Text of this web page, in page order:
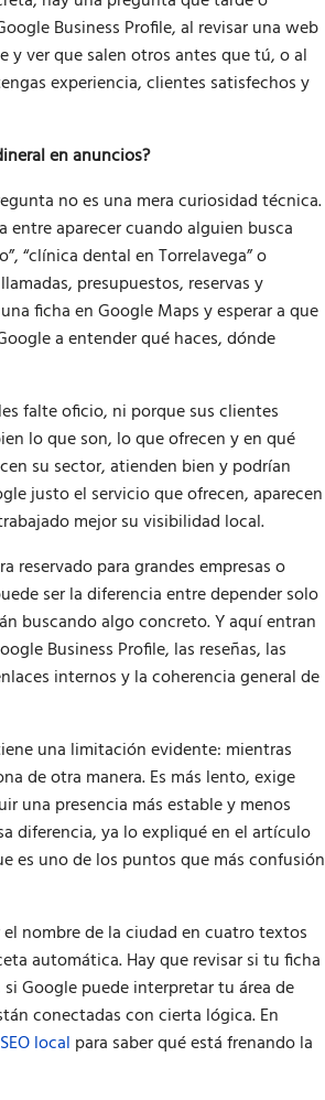
Business Profile, al revisar una web
y ver que salen otros antes que tú, o al
experiencia, clientes satisfechos y
en anuncios?
no es una mera curiosidad técnica.
aparecer cuando alguien busca
“clínica dental en Torrelavega” o
presupuestos, reservas y
ficha en Google Maps y esperar a que
a entender qué haces, dónde
falte oficio, ni porque sus clientes
lo que son, lo que ofrecen y en qué
su sector, atienden bien y podrían
justo el servicio que ofrecen, aparecen
mejor su visibilidad local.
reservado para grandes empresas o
ser la diferencia entre depender solo
buscando algo concreto. Y aquí entran
Business Profile, las reseñas, las
internos y la coherencia general de
una limitación evidente: mientras
de otra manera. Es más lento, exige
una presencia más estable y menos
diferencia, ya lo expliqué en el artículo
es uno de los puntos que más confusión
nombre de la ciudad en cuatro textos
automática. Hay que revisar si tu ficha
Google puede interpretar tu área de
conectadas con cierta lógica. En
local para saber qué está frenando la